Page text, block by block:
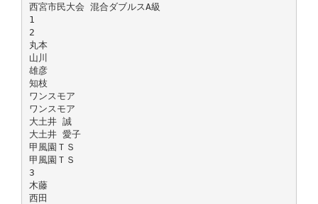
西宮市民大会 混合ダブルスA級
1
2
丸本
山川
雄彦
知枝
ワンスモア
ワンスモア
大土井 誠
大土井 愛子
甲風園ＴＳ
甲風園ＴＳ
3
木藤
西田